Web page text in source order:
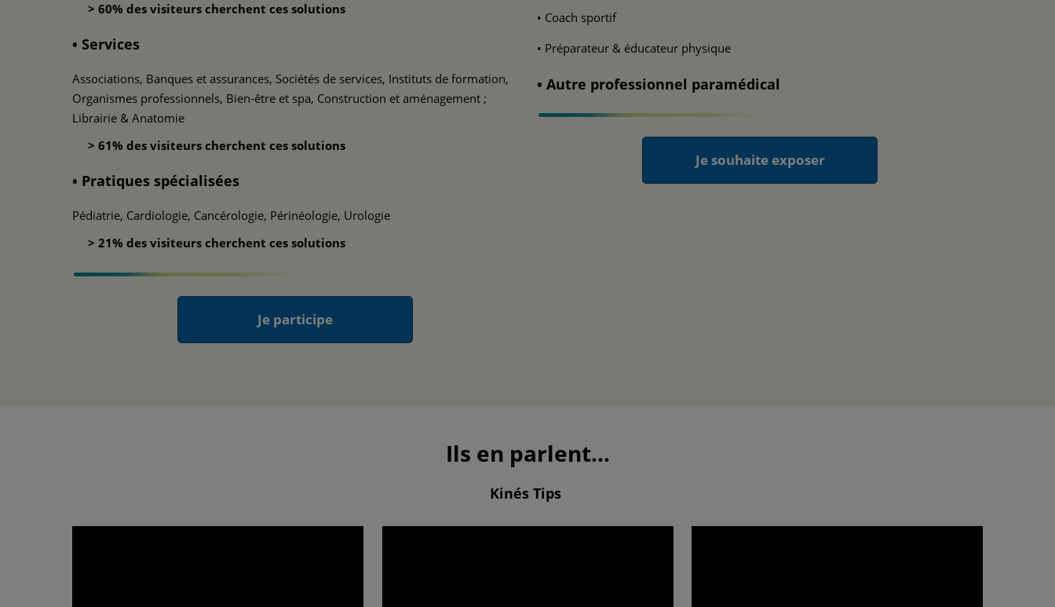
> 60% des visiteurs cherchent ces solutions
• Services
Associations, Banques et assurances, Sociétés de services, Instituts de formation,
Organismes professionnels, Bien-être et spa, Construction et aménagement ;
Librairie & Anatomie
> 61% des visiteurs cherchent ces solutions
• Pratiques spécialisées
Pédiatrie, Cardiologie, Cancérologie, Périnéologie, Urologie
> 21% des visiteurs cherchent ces solutions
Je participe
• Coach sportif
• Préparateur & éducateur physique
• Autre professionnel paramédical
Je souhaite exposer
Ils en parlent...
Kinés Tips